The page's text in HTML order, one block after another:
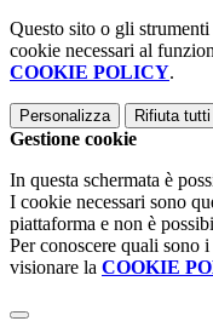
Questo sito o gli
cookie necessari al
COOKIE POLICY.
Personalizza Rifiuta tutti
Gestione cookie
In questa schermata è
I cookie necessari sono
piattaforma e non è
Per conoscere quali sono
visionare la COOKIE